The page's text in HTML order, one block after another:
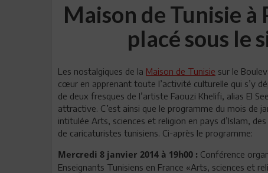
Maison de Tunisie à
placé sous le
Les nostalgiques de la Maison de Tunisie sur le
cœur en apprenant toute l’activité culturelle qui s’y
de deux fresques de l’artiste Faouzi Khelifi, alias El
attractive. C’est ainsi que le programme du mois de
intitulée Arts, sciences et religion en pays d’Islam,
de caricaturistes tunisiens. Ci-après le programme:
Mercredi 8 janvier 2014 à 19h00 : Conférence
Enseignants Tunisiens en France «Arts, sciences et